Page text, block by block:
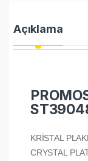
Açıklama
KRİSTAL
CRYSTAL